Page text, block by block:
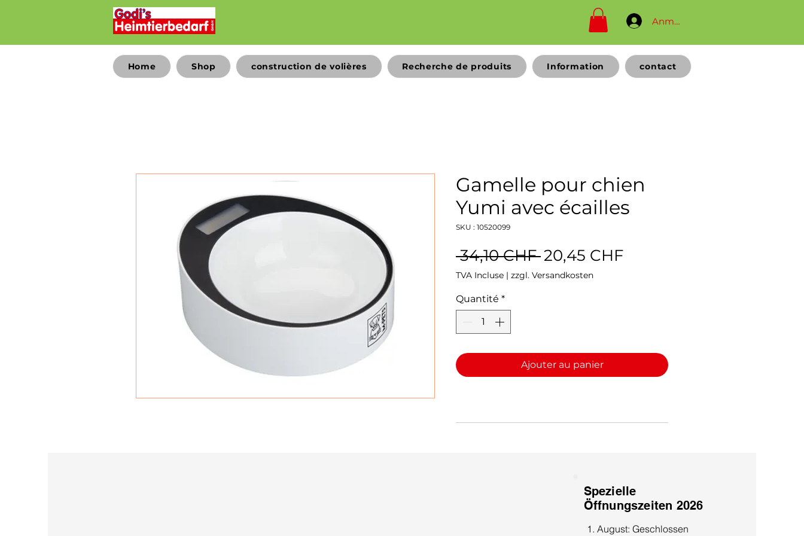
Anmelden
Home Shop construction de volières Recherche de produits Information contact
Gamelle pour chien
Yumi avec écailles
SKU : 10520099
34,10 CHF Prix
original
20,45 CHFPrix
TVA Incluse | zzgl. Versandkosten
Quantité *
Ajouter au panier
Spezielle
Öffnungszeiten 2026
1. August: Geschlossen